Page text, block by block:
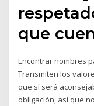
que
Encontrar nombres
Transmiten los
que sí será
obligación, así que